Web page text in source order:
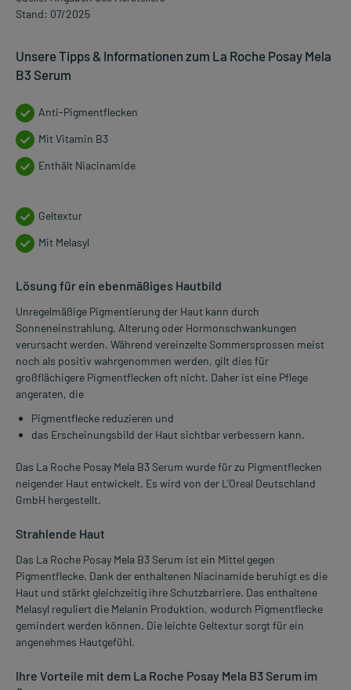
Stand: 07/2025
Unsere Tipps & Informationen zum La Roche Posay Mela
B3 Serum
Anti-Pigmentflecken
Mit Vitamin B3
Enthält Niacinamide
Geltextur
Mit Melasyl
Lösung für ein ebenmäßiges Hautbild
Unregelmäßige Pigmentierung der Haut kann durch
Sonneneinstrahlung, Alterung oder Hormonschwankungen
verursacht werden. Während vereinzelte Sommersprossen meist
noch als positiv wahrgenommen werden, gilt dies für
großflächigere Pigmentflecken oft nicht. Daher ist eine Pflege
angeraten, die
Pigmentflecke reduzieren und
das Erscheinungsbild der Haut sichtbar verbessern kann.
Das La Roche Posay Mela B3 Serum wurde für zu Pigmentflecken
neigender Haut entwickelt. Es wird von der L'Oreal Deutschland
GmbH hergestellt.
Strahlende Haut
Das La Roche Posay Mela B3 Serum ist ein Mittel gegen
Pigmentflecke. Dank der enthaltenen Niacinamide beruhigt es die
Haut und stärkt gleichzeitig ihre Schutzbarriere. Das enthaltene
Melasyl reguliert die Melanin Produktion, wodurch Pigmentflecke
gemindert werden können. Die leichte Geltextur sorgt für ein
angenehmes Hautgefühl.
Ihre Vorteile mit dem La Roche Posay Mela B3 Serum im